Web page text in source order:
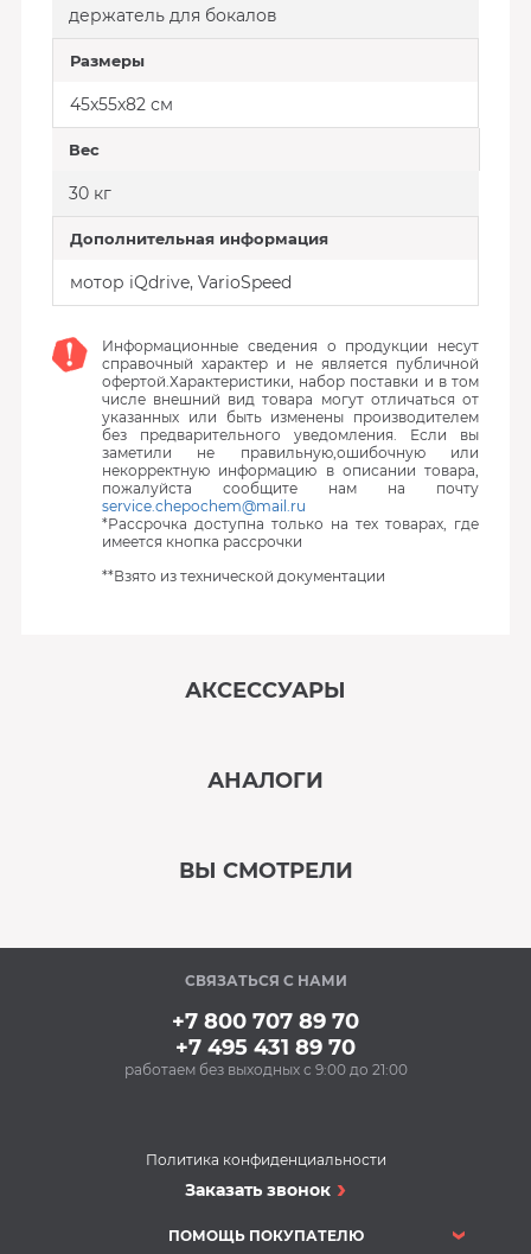
держатель для бокалов
Размеры
45x55x82 см
Вес
30 кг
Дополнительная информация
мотор iQdrive, VarioSpeed
Информационные сведения о продукции несут
справочный характер и не является публичной
офертой.Характеристики, набор поставки и в том
числе внешний вид товара могут отличаться от
указанных или быть изменены производителем
без предварительного уведомления. Если вы
заметили не правильную,ошибочную или
некорректную информацию в описании товара,
пожалуйста сообщите нам на почту
service.chepochem@mail.ru
*Рассрочка доступна только на тех товарах, где
имеется кнопка рассрочки
**Взято из технической документации
АКСЕССУАРЫ
машин BON BN-165
(500 мл)
300 Р
АНАЛОГИ
Посудомоечная
машина NEFF
s585t60d5r
ВЫ СМОТРЕЛИ
В наличии
СВЯЗАТЬСЯ С НАМИ
+7 800 707 89 70
+7 495 431 89 70
работаем без выходных с 9:00 до 21:00
Политика конфиденциальности
Заказать звонок
ПОМОЩЬ ПОКУПАТЕЛЮ